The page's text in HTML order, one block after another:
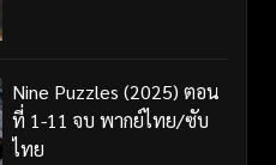
Nine Puzzles (2025) ตอน
ที่ 1-11 จบ พากย์ไทย/ซับ
ไทย